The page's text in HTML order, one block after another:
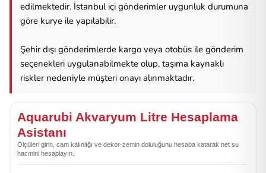
edilmektedir. İstanbul içi gönderimler uygunluk durumuna
göre kurye ile yapılabilir.
Şehir dışı gönderimlerde kargo veya otobüs ile gönderim
seçenekleri uygulanabilmekte olup, taşıma kaynaklı
riskler nedeniyle müşteri onayı alınmaktadır.
Aquarubi Akvaryum Litre Hesaplama
Asistanı
Ölçüleri girin, cam kalınlığı ve dekor-zemin doluluğunu hesaba katarak net su
hacmini hesaplayın.